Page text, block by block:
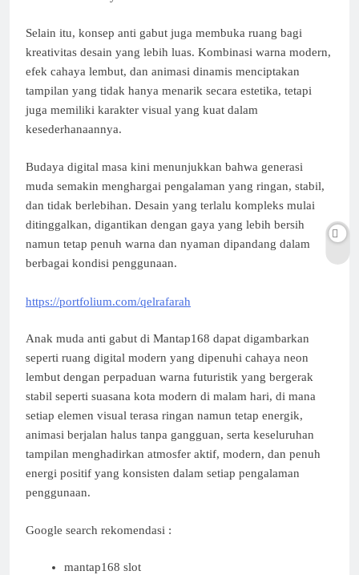
Selain itu, konsep anti gabut juga membuka ruang bagi
kreativitas desain yang lebih luas. Kombinasi warna modern,
efek cahaya lembut, dan animasi dinamis menciptakan
tampilan yang tidak hanya menarik secara estetika, tetapi
juga memiliki karakter visual yang kuat dalam
kesederhanaannya.
Budaya digital masa kini menunjukkan bahwa generasi
muda semakin menghargai pengalaman yang ringan, stabil,
dan tidak berlebihan. Desain yang terlalu kompleks mulai
ditinggalkan, digantikan dengan gaya yang lebih bersih
namun tetap penuh warna dan nyaman dipandang dalam
berbagai kondisi penggunaan.
https://portfolium.com/qelrafarah
Anak muda anti gabut di Mantap168 dapat digambarkan
seperti ruang digital modern yang dipenuhi cahaya neon
lembut dengan perpaduan warna futuristik yang bergerak
stabil seperti suasana kota modern di malam hari, di mana
setiap elemen visual terasa ringan namun tetap energik,
animasi berjalan halus tanpa gangguan, serta keseluruhan
tampilan menghadirkan atmosfer aktif, modern, dan penuh
energi positif yang konsisten dalam setiap pengalaman
penggunaan.
Google search rekomendasi :
mantap168 slot